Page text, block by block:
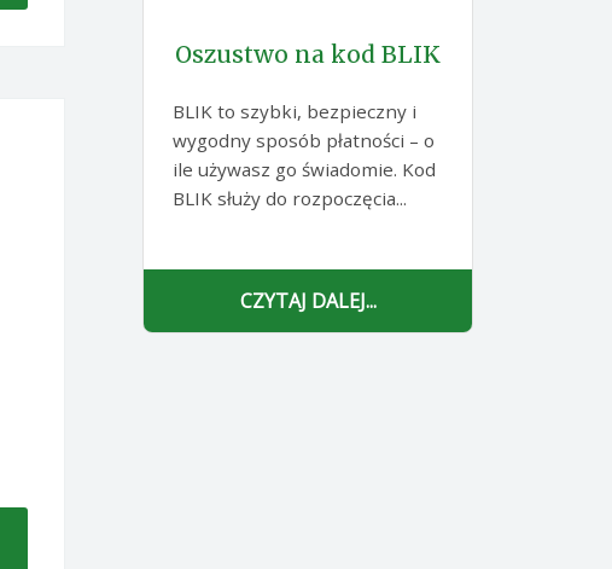
Oszustwo na kod BLIK
BLIK to szybki, bezpieczny i
wygodny sposób płatności – o
ile używasz go świadomie. Kod
BLIK służy do rozpoczęcia...
CZYTAJ DALEJ...